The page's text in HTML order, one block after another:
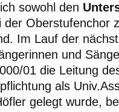
sowohl den
der Oberstufenchor
Im Lauf der
und
01 die Leitung
als
gelegt wurde,